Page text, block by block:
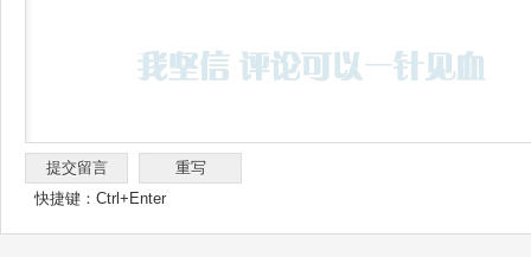
快捷键：Ctrl+Enter